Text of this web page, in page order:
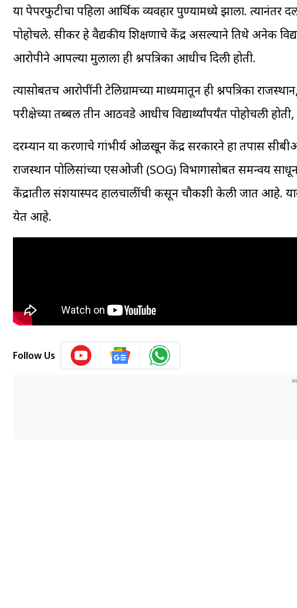
या पेपरफुटीचा पहिला आर्थिक व्यवहार पुण्यामध्ये झाला.
पोहोचले. सीकर हे वैद्यकीय शिक्षणाचे केंद्र असल्याने तिथे अनेक
आरोपीने आपल्या मुलाला ही प्रश्नपत्रिका आधीच दिली होती.
त्यासोबतच आरोपींनी टेलिग्रामच्या माध्यमातून ही प्रश्नपत्रिका
परीक्षेच्या तब्बल तीन आठवडे आधीच विद्यार्थ्यांपर्यंत पोहोचली
दरम्यान या प्रकरणाचे गांभीर्य ओळखून केंद्र सरकारने हा
राजस्थान पोलिसांच्या एसओजी (SOG) विभागासोबत समन्वय
केंद्रातील संशयास्पद हालचालींची कसून चौकशी केली जात आहे.
येत आहे.
Follow Us